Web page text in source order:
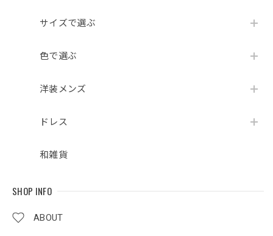
サイズで選ぶ
色で選ぶ
洋装メンズ
ドレス
和雑貨
SHOP INFO
ABOUT